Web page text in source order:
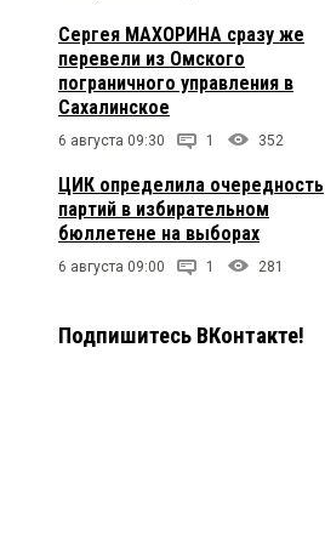
Сергея МАХОРИНА сразу же
перевели из Омского
пограничного управления в
Сахалинское
6 августа 09:30 1 352
ЦИК определила очередность
партий в избирательном
бюллетене на выборах
6 августа 09:00 1 281
Подпишитесь ВКонтакте!